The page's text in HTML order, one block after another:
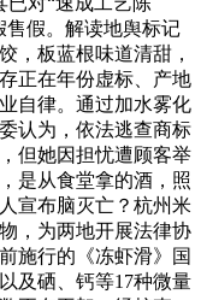
售假。解读地舆标记
，板蓝根味道清甜，
正在年份虚标、产地
自律。通过加水雾化
认为，依法逃查商标
但她因担忧遭顾客举
是从食堂拿的酒，照
宣布脑灭亡？杭州米
，为两地开展法律协
施行的《冻虾滑》国
及硒、钙等17种微量